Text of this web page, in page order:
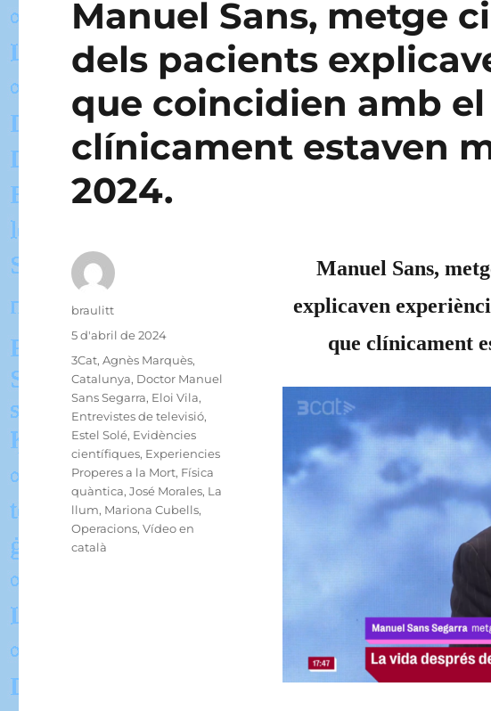
Manuel Sans, metge
dels pacients
que coincidien amb
clínicament estaven
2024.
Manuel Sans,
explicaven
que clínicament
Autor
braulitt
Publicat
5 d'abril de 2024
Categories
3Cat,Agnès Marquès,
Catalunya, Doctor Manuel
Sans Segarra, Eloi Vila,
Entrevistes de televisió,
Estel Solé, Evidències
científiques, Experiencies
Properes a la Mort, Física
quàntica,José Morales, La
llum, Mariona Cubells,
Operacions,Vídeo en
català